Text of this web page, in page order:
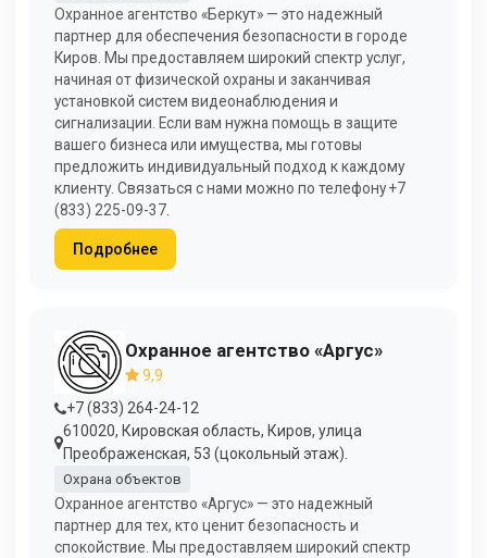
Охранное агентство «Беркут» — это надежный
партнер для обеспечения безопасности в городе
Киров. Мы предоставляем широкий спектр услуг,
начиная от физической охраны и заканчивая
установкой систем видеонаблюдения и
сигнализации. Если вам нужна помощь в защите
вашего бизнеса или имущества, мы готовы
предложить индивидуальный подход к каждому
клиенту. Связаться с нами можно по телефону +7
(833) 225-09-37.
Подробнее
Охранное агентство «Аргус»
9,9
+7 (833) 264-24-12
610020, Кировская область, Киров, улица
Преображенская, 53 (цокольный этаж).
Охрана объектов
Охранное агентство «Аргус» — это надежный
партнер для тех, кто ценит безопасность и
спокойствие. Мы предоставляем широкий спектр